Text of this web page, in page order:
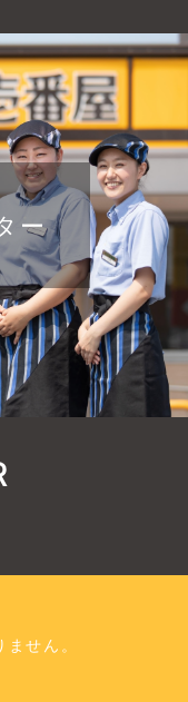
ー
せん。